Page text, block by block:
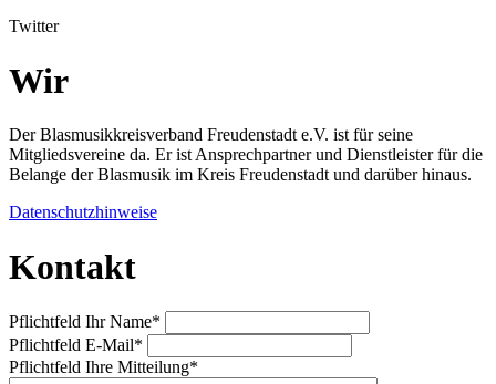
Twitter
Wir
Der Blasmusikkreisverband Freudenstadt e.V. ist für seine
Mitgliedsvereine da. Er ist Ansprechpartner und Dienstleister für die
Belange der Blasmusik im Kreis Freudenstadt und darüber hinaus.
Datenschutzhinweise
Kontakt
Pflichtfeld Ihr Name*
Pflichtfeld E-Mail*
Pflichtfeld Ihre Mitteilung*